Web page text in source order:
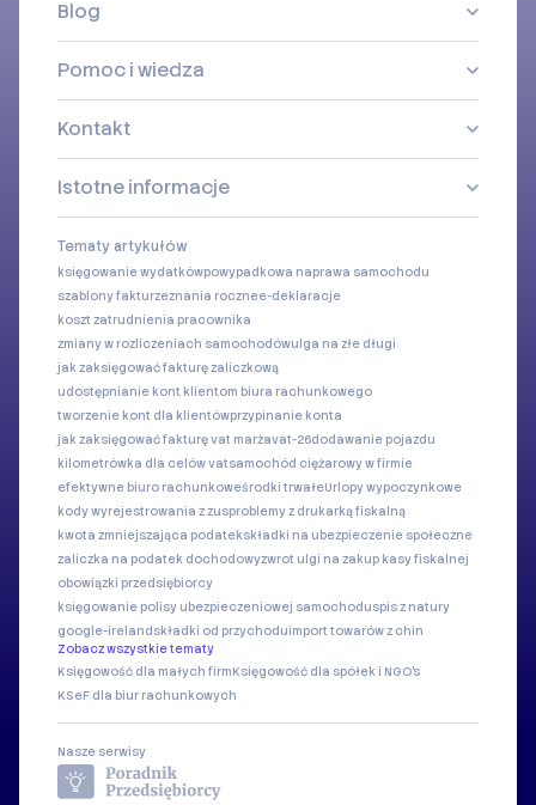
Blog
Pomoc i wiedza
Kontakt
Istotne informacje
Tematy artykułów
księgowanie wydatkówpowypadkowa naprawa samochodu
szablony fakturzeznania rocznee-deklaracje
koszt zatrudnienia pracownika
zmiany w rozliczeniach samochodówulga na złe długi
jak zaksięgować fakturę zaliczkową
udostępnianie kont klientom biura rachunkowego
tworzenie kont dla klientówprzypinanie konta
jak zaksięgować fakturę vat marżavat-26dodawanie pojazdu
kilometrówka dla celów vatsamochód ciężarowy w firmie
efektywne biuro rachunkoweśrodki trwałeUrlopy wypoczynkowe
kody wyrejestrowania z zusproblemy z drukarką fiskalną
kwota zmniejszająca podatekskładki na ubezpieczenie społeczne
zaliczka na podatek dochodowyzwrot ulgi na zakup kasy fiskalnej
obowiązki przedsiębiorcy
księgowanie polisy ubezpieczeniowej samochoduspis z natury
google-irelandskładki od przychoduimport towarów z chin
Zobacz wszystkie tematy
Księgowość dla małych firmKsięgowość dla spółek i NGO's
KSeF dla biur rachunkowych
Nasze serwisy